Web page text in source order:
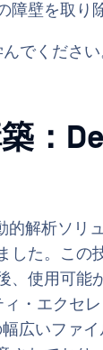
壁を取り
でください
：
的解析ソリ
した。この
、使用可能
ィ・エクセ
広いファ